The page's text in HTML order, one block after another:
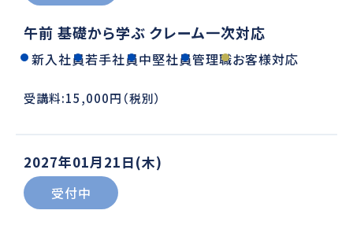
午前 基礎から学ぶ クレーム一次対応
新入社員若手社員中堅社員管理職お客様対応
受講料:15,000円（税別）
2027年01月21日(木)
受付中